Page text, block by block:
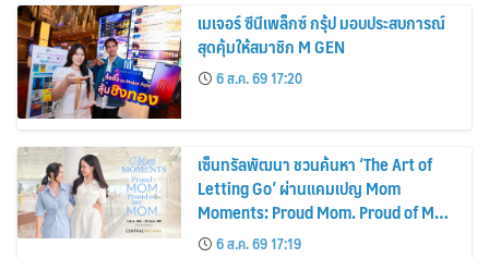
เมเจอร์ ซีนีเพล็กซ์ กรุ้ป มอบประสบการณ์
สุดคุ้มให้สมาชิก M GEN
6 ส.ค. 69 17:20
เซ็นทรัลพัฒนา ชวนค้นหา ‘The Art of
Letting Go’ ผ่านแคมเปญ Mom
Moments: Proud Mom. Proud of My
Mom.6 ส.ค. 69 17:19